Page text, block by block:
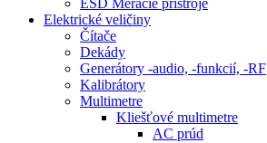
Elektrické veličiny
Čítače
Dekády
Generátory -audio, -funkcií, -RF
Kalibrátory
Multimetre
Kliešťové multimetre
AC prúd